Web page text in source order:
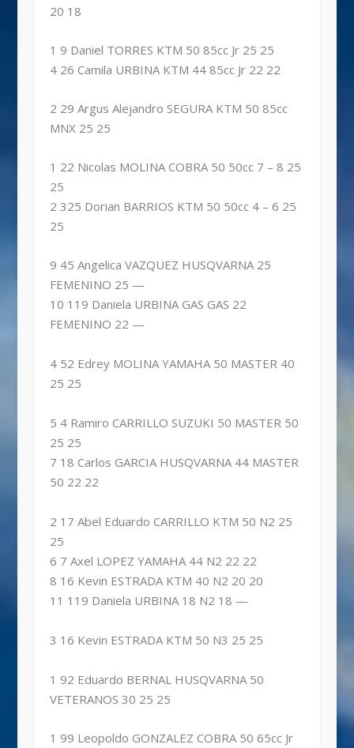
20 18
1 9 Daniel TORRES KTM 50 85cc Jr 25 25
4 26 Camila URBINA KTM 44 85cc Jr 22 22
2 29 Argus Alejandro SEGURA KTM 50 85cc
MNX 25 25
1 22 Nicolas MOLINA COBRA 50 50cc 7 – 8 25
25
2 325 Dorian BARRIOS KTM 50 50cc 4 – 6 25
25
9 45 Angelica VAZQUEZ HUSQVARNA 25
FEMENINO 25 —
10 119 Daniela URBINA GAS GAS 22
FEMENINO 22 —
4 52 Edrey MOLINA YAMAHA 50 MASTER 40
25 25
5 4 Ramiro CARRILLO SUZUKI 50 MASTER 50
25 25
7 18 Carlos GARCIA HUSQVARNA 44 MASTER
50 22 22
2 17 Abel Eduardo CARRILLO KTM 50 N2 25
25
6 7 Axel LOPEZ YAMAHA 44 N2 22 22
8 16 Kevin ESTRADA KTM 40 N2 20 20
11 119 Daniela URBINA 18 N2 18 —
3 16 Kevin ESTRADA KTM 50 N3 25 25
1 92 Eduardo BERNAL HUSQVARNA 50
VETERANOS 30 25 25
1 99 Leopoldo GONZALEZ COBRA 50 65cc Jr